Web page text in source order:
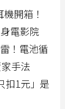
機開箱！
電影院
！電池循
手法
扣1元」是